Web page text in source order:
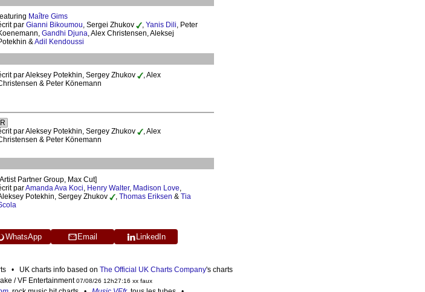
Maître Gims
par Gianni Bikoumou, Sergei Zhukov , Yanis Dili, Peter
Gandhi Djuna, Alex Christensen, Aleksej
&Adil Kendoussi
par Aleksey Potekhin, Sergey Zhukov
, Alex
& Peter Könemann
R
par Aleksey Potekhin, Sergey Zhukov
, Alex
& Peter Könemann
Partner Group, Max Cut]
parAmanda Ava Koci, Henry Walter, Madison Love,
Potekhin, Sergey Zhukov
, Thomas Eriksen & Tia
WhatsApp Email LinkedIn
• UK charts info based on The Official UK Charts Company's charts
/ VF Entertainment07/08/26 12h27:16 xx faux